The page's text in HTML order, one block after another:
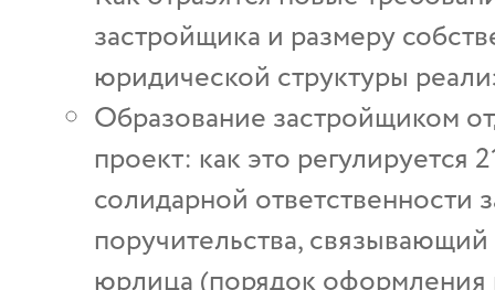
застройщика и размеру
юридической структуры
Образование застройщиком
проект: как это
солидарной ответственности
поручительства,